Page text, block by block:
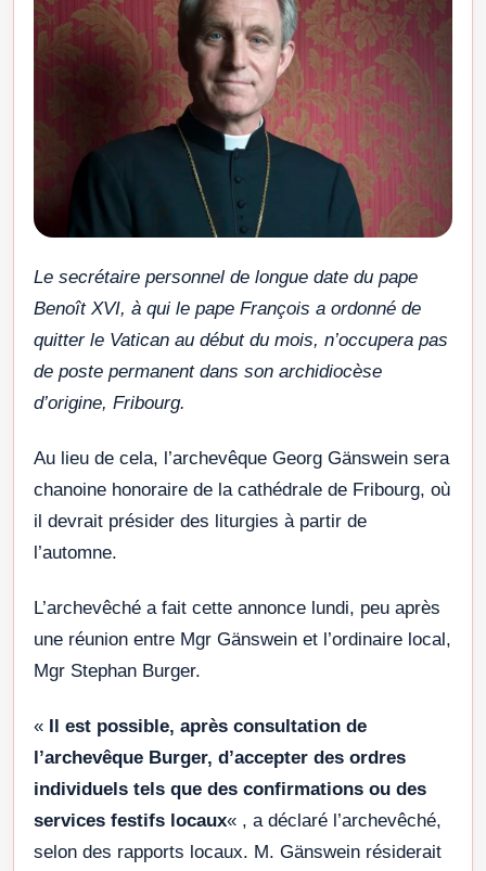
Le secrétaire personnel de longue date du pape
Benoît XVI, à qui le pape François a ordonné de
quitter le Vatican au début du mois, n’occupera pas
de poste permanent dans son archidiocèse
d’origine, Fribourg.
Au lieu de cela, l’archevêque Georg Gänswein sera
chanoine honoraire de la cathédrale de Fribourg, où
il devrait présider des liturgies à partir de
l’automne.
L’archevêché a fait cette annonce lundi, peu après
une réunion entre Mgr Gänswein et l’ordinaire local,
Mgr Stephan Burger.
« Il est possible, après consultation de
l’archevêque Burger, d’accepter des ordres
individuels tels que des confirmations ou des
services festifs locaux« , a déclaré l’archevêché,
selon des rapports locaux. M. Gänswein résiderait